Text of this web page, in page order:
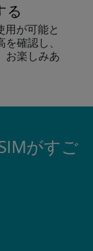
る
用が可能と
確認し、
お楽しみあ
がすご